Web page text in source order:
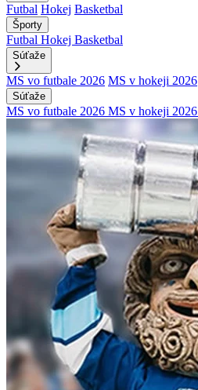
Futbal Hokej Basketbal
Športy
Futbal Hokej Basketbal
Súťaže
MS vo futbale 2026 MS v hokeji 2026
Súťaže
MS vo futbale 2026 MS v hokeji 2026